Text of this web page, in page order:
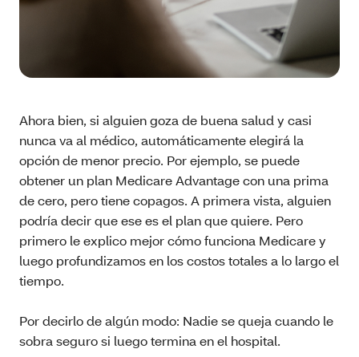
Ahora bien, si alguien goza de buena salud y casi
nunca va al médico, automáticamente elegirá la
opción de menor precio. Por ejemplo, se puede
obtener un plan Medicare Advantage con una prima
de cero, pero tiene copagos. A primera vista, alguien
podría decir que ese es el plan que quiere. Pero
primero le explico mejor cómo funciona Medicare y
luego profundizamos en los costos totales a lo largo el
tiempo.
Por decirlo de algún modo: Nadie se queja cuando le
sobra seguro si luego termina en el hospital.